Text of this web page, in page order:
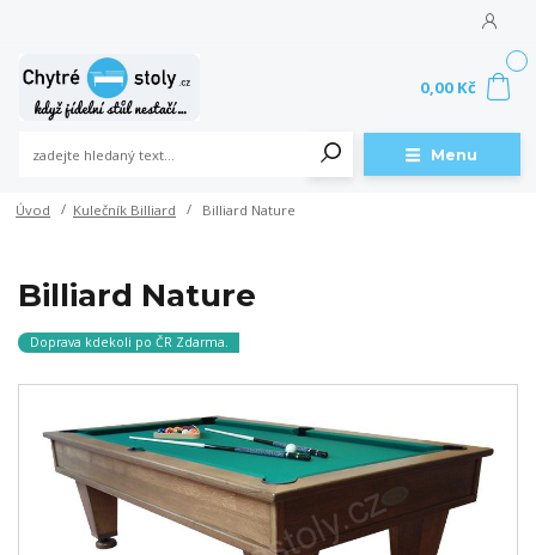
Menu
0,00 Kč
Úvod Kulečník Billiard Billiard Nature
Billiard Nature
Doprava kdekoli po ČR Zdarma.